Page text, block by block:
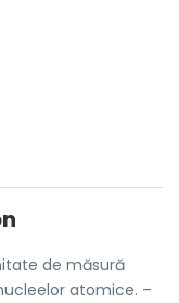
de măsură
atomice. –